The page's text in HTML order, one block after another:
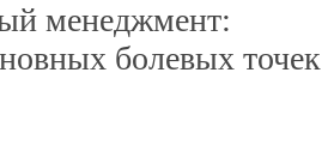
менеджмент:
болевых точек